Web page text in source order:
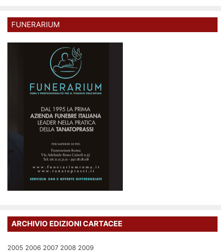
FUNERARIUM
ARCHIVIO EDIZIONI CARTACEE
2005 2006 2007 2008 2009